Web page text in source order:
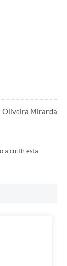
Oliveira Miranda
a curtir esta